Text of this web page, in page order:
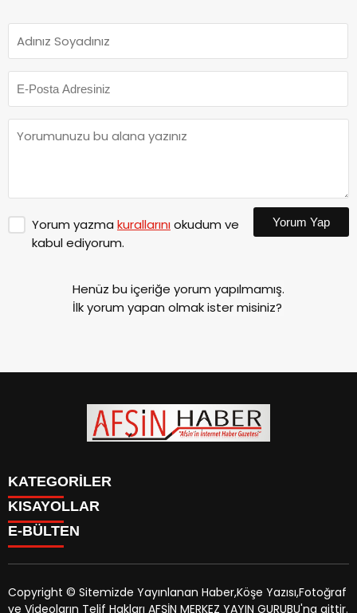
Yorum yazma kurallarınıokudum ve
kabul ediyorum.
Yorum Yap
Henüz bu içeriğe yorum yapılmamış.
İlk yorum yapan olmak ister misiniz?
KATEGORİLER
SİYASET
EĞİTİM
MAGAZİN
MANŞETLER
KISAYOLLAR
SİYASET
EĞİTİM
KÜLTÜR SANAT
E-BÜLTEN
Copyright © Sitemizde Yayınlanan Haber,Köşe Yazısı,Fotoğraf
ve Videoların Telif Hakları AFŞİN MERKEZ YAYIN GURUBU'na aittir.